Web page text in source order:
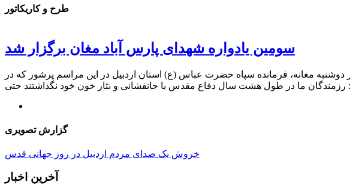
طرح و کاریکاتور
سومین یادواره شهدای پارس آباد مغان برگزار شد
مغانه، فرمانده سپاه حضرت عباس (ع) استان اردبیل در این مراسم پرشور که در
گزارش تصویری
خروش یک صدای مردم اردبیل در روز جهانی قدس
آخرین اخبار